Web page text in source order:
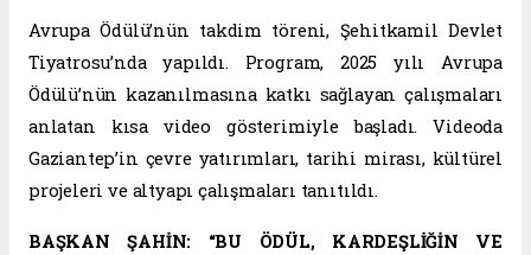
Avrupa Ödülü’nün takdim töreni, Şehitkamil Devlet
Tiyatrosu’nda yapıldı. Program, 2025 yılı Avrupa
Ödülü’nün kazanılmasına katkı sağlayan çalışmaları
anlatan kısa video gösterimiyle başladı. Videoda
Gaziantep’in çevre yatırımları, tarihi mirası, kültürel
projeleri ve altyapı çalışmaları tanıtıldı.
BAŞKAN ŞAHİN: “BU ÖDÜL, KARDEŞLİĞİN VE